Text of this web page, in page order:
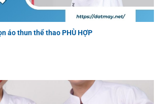
áo thun thể thao PHÙ HỢP